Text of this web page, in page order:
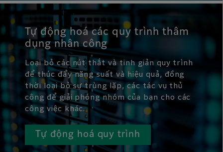
Tự động hoá các quy trình thâm
dụng nhân công
Loại bỏ các nút thắt và tinh giản quy trình
để thúc đẩy năng suất và hiệu quả, đồng
thời loại bỏ sự trùng lặp, các tác vụ thủ
công để giải phóng nhóm của bạn cho các
công việc khác.
Tự động hoá quy trình